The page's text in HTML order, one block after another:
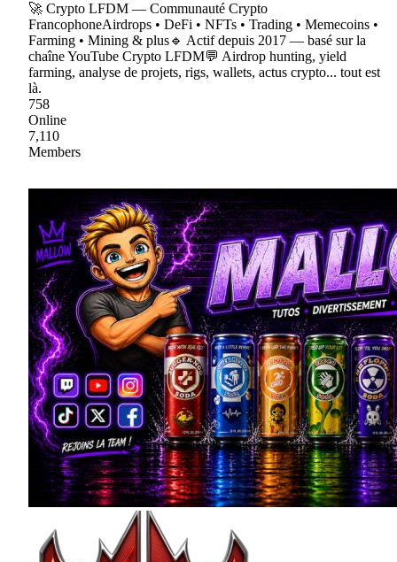
🚀 Crypto LFDM — Communauté Crypto
FrancophoneAirdrops • DeFi • NFTs • Trading • Memecoins •
Farming • Mining & plus🔹 Actif depuis 2017 — basé sur la
chaîne YouTube Crypto LFDM💬 Airdrop hunting, yield
farming, analyse de projets, rigs, wallets, actus crypto... tout est
là.
758
Online
7,110
Members